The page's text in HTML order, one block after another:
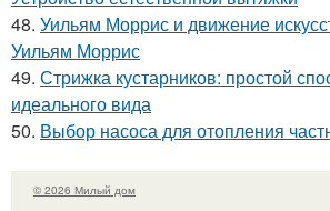
48. Уильям Моррис и движение
Уильям Моррис
49. Стрижка кустарников: простой
идеального вида
50. Выбор насоса для отопления
© 2026 Милый дом